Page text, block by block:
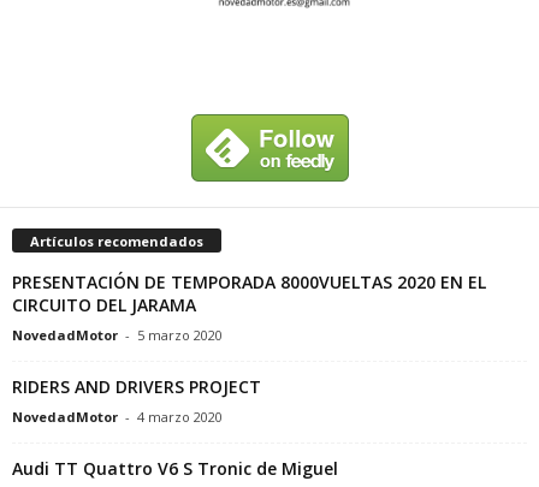
Artículos recomendados
PRESENTACIÓN DE TEMPORADA 8000VUELTAS 2020 EN EL
CIRCUITO DEL JARAMA
NovedadMotor - 5 marzo 2020
RIDERS AND DRIVERS PROJECT
NovedadMotor - 4 marzo 2020
Audi TT Quattro V6 S Tronic de Miguel